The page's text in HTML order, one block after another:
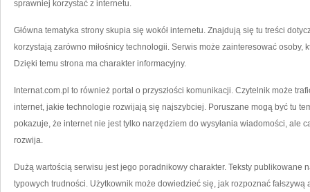
sprawniej korzystać z internetu.
Główna tematyka strony skupia się wokół internetu. Znajdują się tu treści
korzystają zarówno miłośnicy technologii. Serwis może zainteresować osoby,
Dzięki temu strona ma charakter informacyjny.
Internat.com.pl to również portal o przyszłości komunikacji. Czytelnik może
internet, jakie technologie rozwijają się najszybciej. Poruszane mogą być tu
pokazuje, że internet nie jest tylko narzędziem do wysyłania wiadomości, ale
rozwija.
Dużą wartością serwisu jest jego poradnikowy charakter. Teksty publikowane
typowych trudności. Użytkownik może dowiedzieć się, jak rozpoznać